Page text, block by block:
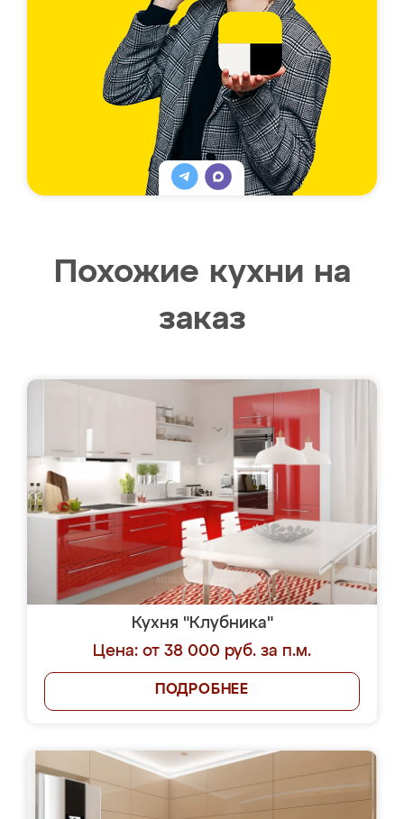
Похожие кухни на
заказ
Кухня "Клубника"
Цена: от 38 000 руб. за п.м.
ПОДРОБНЕЕ